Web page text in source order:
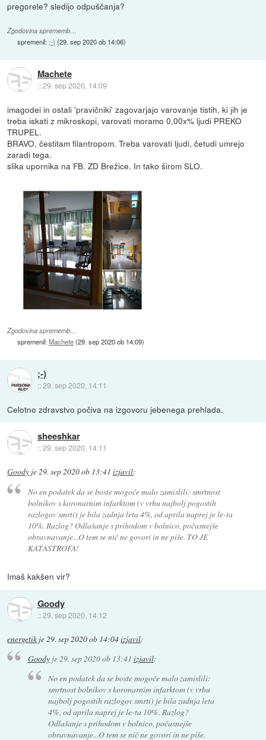
pregorele? sledijo odpuščanja?
Zgodovina sprememb…
spremenil: ;-) (29. sep 2020 ob 14:06)
Machete
::29. sep 2020, 14:09
imagodei in ostali 'pravičniki' zagovarjajo varovanje tistih, ki jih je
treba iskati z mikroskopi, varovati moramo 0,00x% ljudi PREKO
TRUPEL.
BRAVO, čestitam filantropom. Treba varovati ljudi, četudi umrejo
zaradi tega.
slika upornika na FB. ZD Brežice. In tako širom SLO.
Zgodovina sprememb…
spremenil:Machete(29. sep 2020 ob 14:09)
;-)
::29. sep 2020, 14:11
Celotno zdravstvo počiva na izgovoru jebenega prehlada.
sheeshkar
::29. sep 2020, 14:11
Goody je29. sep 2020 ob 13:41 izjavil:
No en podatek da se boste mogoče malo zamislili: smrtnost
bolnikov s koronarnim infarktom (v vrhu najbolj pogostih
razlogov smrti) je bila zadnja leta 4%, od aprila naprej je le-ta
10%. Razlog? Odlašanje s prihodom v bolnico, počasnejše
obravnavanje...O tem se nič ne govori in ne piše. TO JE
KATASTROFA!
Imaš kakšen vir?
Goody
::29. sep 2020, 14:12
energetik je 29. sep 2020 ob 14:04izjavil:
Goodyje29. sep 2020 ob 13:41 izjavil:
No en podatek da se boste mogoče malo zamislili:
smrtnost bolnikov s koronarnim infarktom (v vrhu
najbolj pogostih razlogov smrti) je bila zadnja leta
4%, od aprila naprej je le-ta 10%. Razlog?
Odlašanje s prihodom v bolnico, počasnejše
obravnavanje...O tem se nič ne govori in ne piše.